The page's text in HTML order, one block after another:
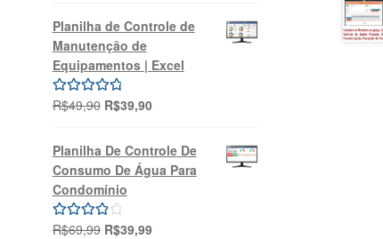
original
era:
R$149,99.
atual
é:
R$99,99.
Planilha de Controle de
Manutenção de
Equipamentos | Excel
Avaliação
R$49,90 O
original
era:
R$49,90.
R$39,90O
atual
é:
R$39,90.
Planilha De Controle De
Consumo De Água Para
Condomínio
Avaliação
R$69,99 O
R$39,99O